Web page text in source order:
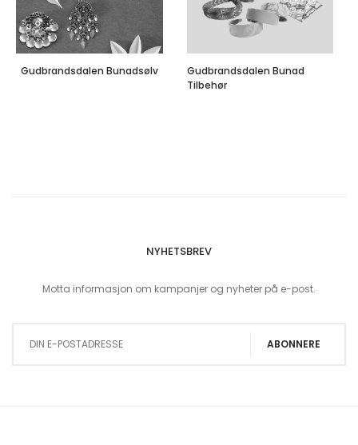
Gudbrandsdalen Bunadsølv
Gudbrandsdalen Bunad
Tilbehør
NYHETSBREV
Motta informasjon om kampanjer og nyheter på e-post.
ABONNERE